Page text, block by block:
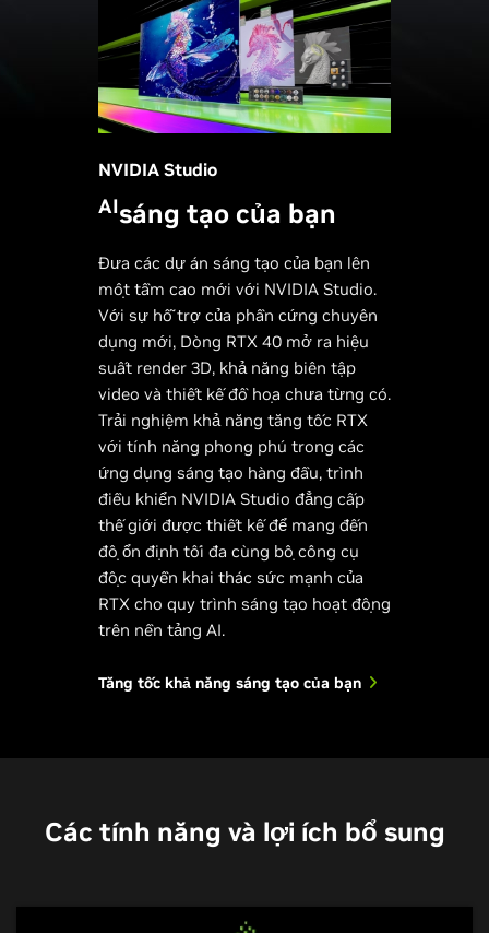
NVIDIA Studio
AIsáng tạo của bạn
Đưa các dự án sáng tạo của bạn lên
một tầm cao mới với NVIDIA Studio.
Với sự hỗ trợ của phần cứng chuyên
dụng mới, Dòng RTX 40 mở ra hiệu
suất render 3D, khả năng biên tập
video và thiết kế đồ họa chưa từng có.
Trải nghiệm khả năng tăng tốc RTX
với tính năng phong phú trong các
ứng dụng sáng tạo hàng đầu, trình
điều khiển NVIDIA Studio đẳng cấp
thế giới được thiết kế để mang đến
độ ổn định tối đa cùng bộ công cụ
độc quyền khai thác sức mạnh của
RTX cho quy trình sáng tạo hoạt động
trên nền tảng AI.
Tăng tốc khả năng sáng tạo của bạn
NVIDIA Broadcast
NVIDIA Omniverse
Các tính năng và lợi ích bổ sung